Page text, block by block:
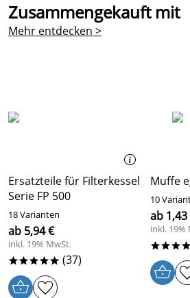
Zusammengekauft mit
Mehr entdecken >
Ersatzteile für Filterkessel
Serie FP 500
18 Varianten
ab 5,94 €
inkl. 19% MwSt.
***** (37)
Muffe
10
ab 1,43
inkl. 19%